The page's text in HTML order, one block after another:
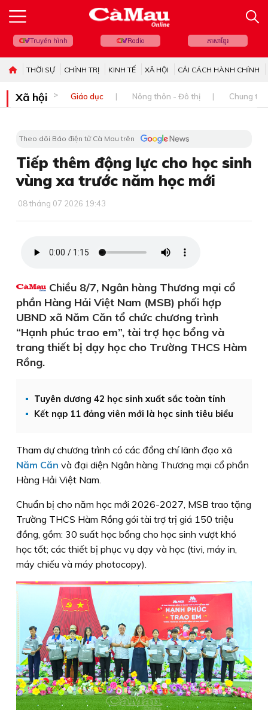
Truyền hình Radio ភាសាខ្មែរ
THỜI SỰ CHÍNH TRỊ KINH TẾ XÃ HỘI CẢI CÁCH HÀNH CHÍNH
Xã hội Giáo dục Nông thôn - Đô thị Chung
Theo dõi Báo điện tử Cà Mau trên
Tiếp thêm động lực cho học sinh
vùng xa trước năm học mới
08 tháng 07 2026 19:43
Chiều 8/7, Ngân hàng Thương mại cổ
phần Hàng Hải Việt Nam (MSB) phối hợp
UBND xã Năm Căn tổ chức chương trình
“Hạnh phúc trao em”, tài trợ học bổng và
trang thiết bị dạy học cho Trường THCS Hàm
Rồng.
Tuyên dương 42 học sinh xuất sắc toàn tỉnh
Kết nạp 11 đảng viên mới là học sinh tiêu biểu
Tham dự chương trình có các đồng chí lãnh đạo xã
Năm Căn và đại diện Ngân hàng Thương mại cổ phần
Hàng Hải Việt Nam.
Chuẩn bị cho năm học mới 2026-2027, MSB trao tặng
Trường THCS Hàm Rồng gói tài trợ trị giá 150 triệu
đồng, gồm: 30 suất học bổng cho học sinh vượt khó
học tốt; các thiết bị phục vụ dạy và học (tivi, máy in,
máy chiếu và máy photocopy).